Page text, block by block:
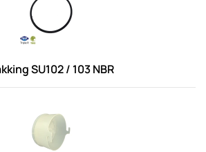
SU102 / 103 NBR